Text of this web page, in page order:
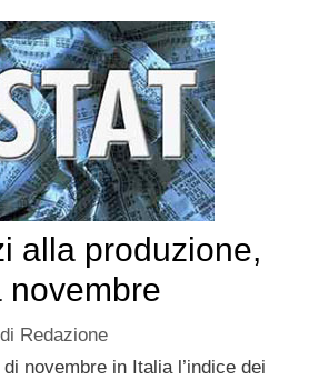
alla produzione,
novembre
di Redazione
novembre in Italia l’indice dei